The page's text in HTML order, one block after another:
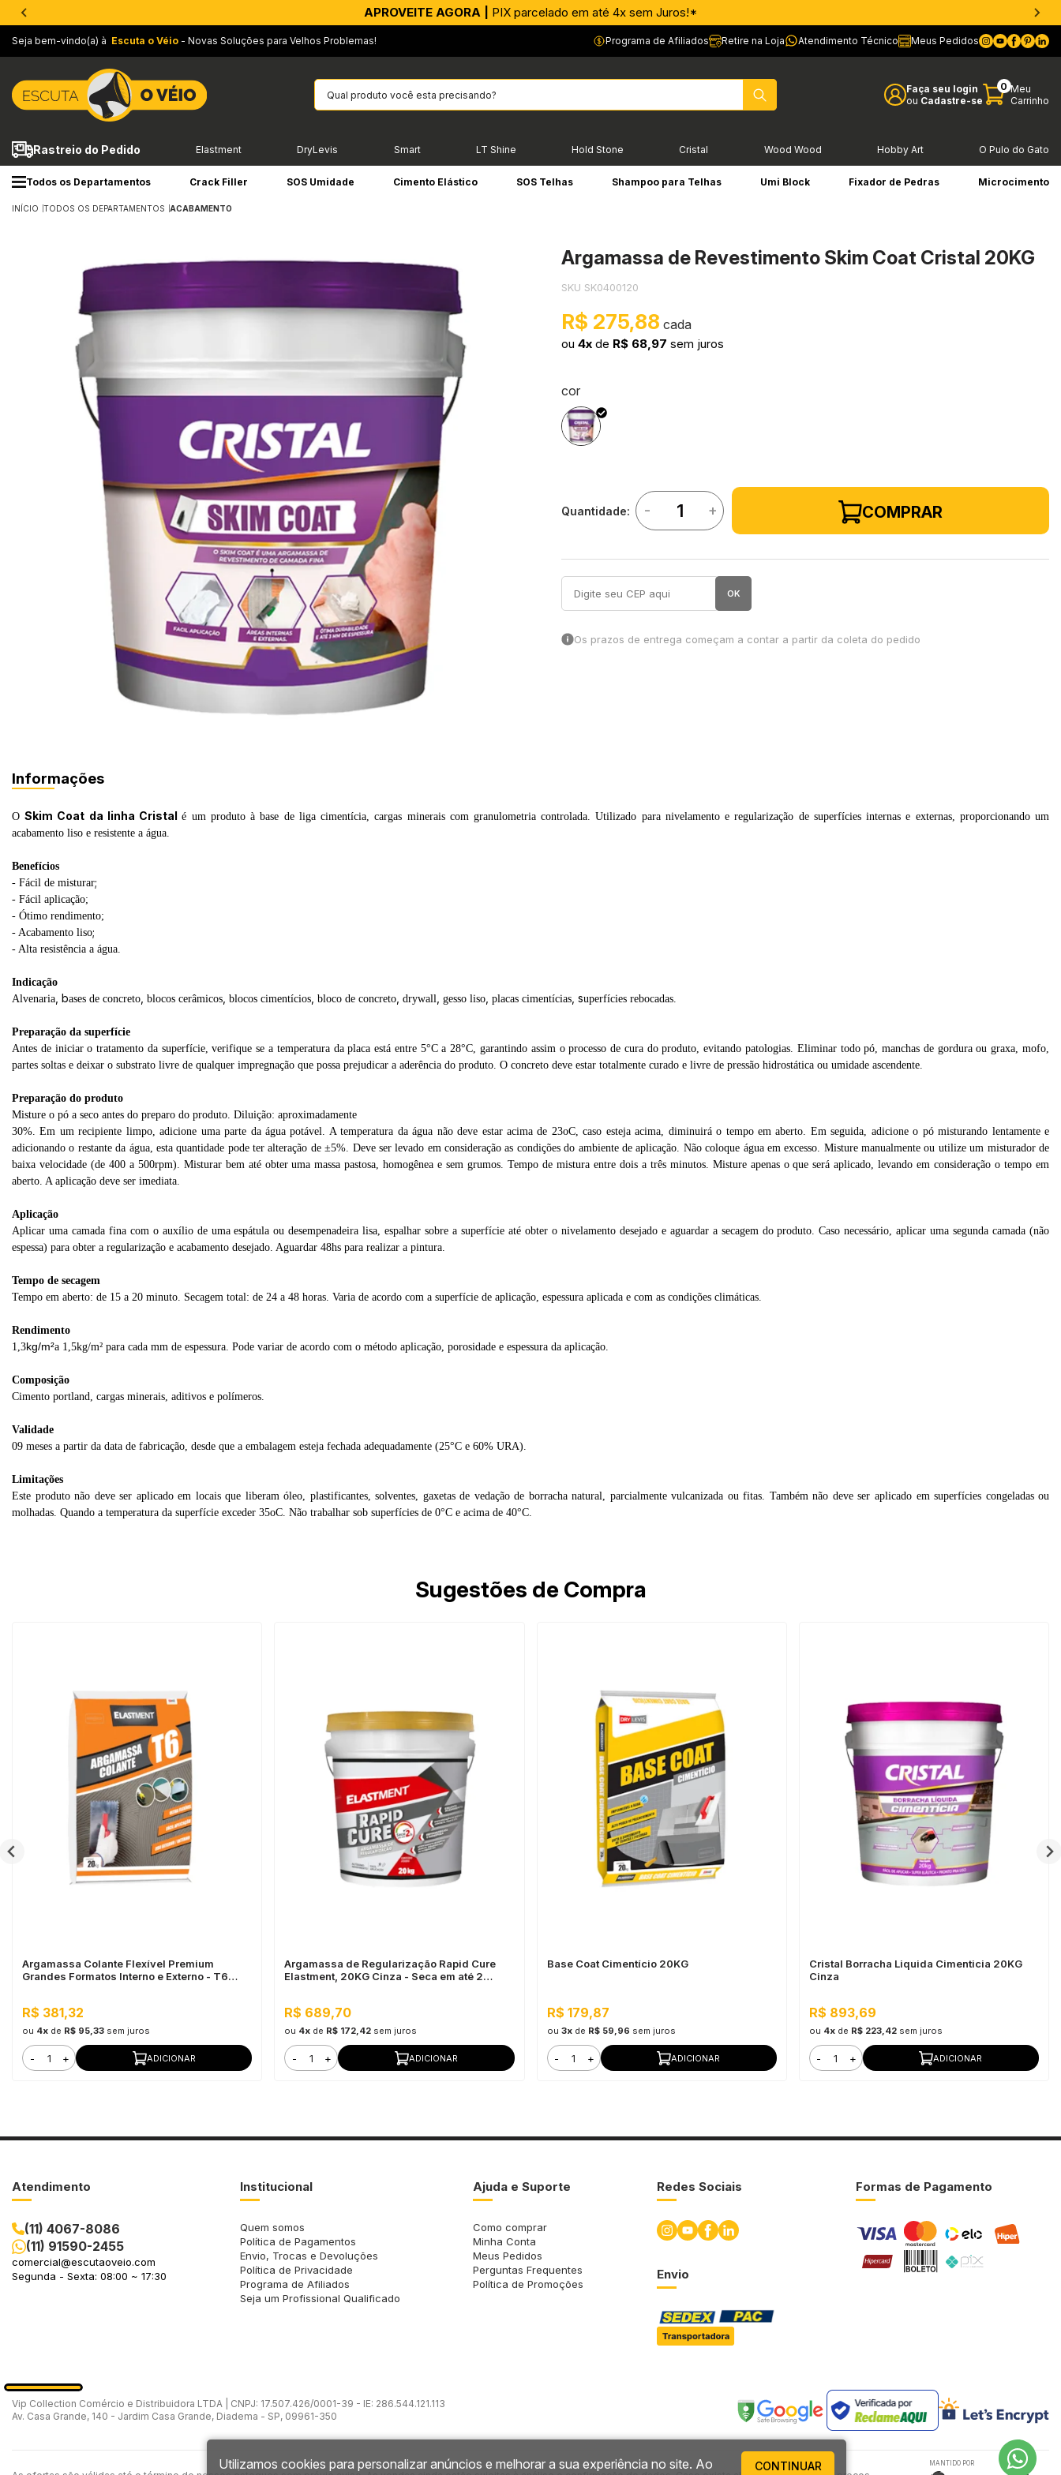
APROVEITE AGORA | PIX parcelado em até 4x sem Juros!*
Seja bem-vindo(a) à Escuta o Véio - Novas Soluções para Velhos Problemas! Programa de Afiliados Retire na Loja Atendimento Técnico Meus Pedidos
Faça seu login
ou Cadastre-se
0 Meu
Carrinho
Rastreio do Pedido Elastment DryLevis Smart LT Shine Hold Stone Cristal Wood Wood Hobby Art O Pulo do Gato
Todos os Departamentos Crack Filler SOS Umidade Cimento Elástico SOS Telhas Shampoo para Telhas Umi Block Fixador de Pedras Microcimento
INÍCIO TODOS OS DEPARTAMENTOS ACABAMENTO
Argamassa de Revestimento Skim Coat Cristal 20KG
SKU SK0400120
R$ 275,88
ou4x de R$ 68,97 sem juros
cor
Quantidade: - + COMPRAR
OK
Os prazos de entrega começam a contar a partir da coleta do pedido
Informações
OSkim Coat da linha Cristalé um produto à base de liga cimentícia, cargas minerais com granulometria controlada. Utilizado para nivelamento e regularização de superfícies internas e externas, proporcionando um
acabamento liso e resistente a água.
Benefícios
- Fácil de misturar;
- Fácil aplicação;
- Ótimo rendimento;
- Acabamento liso;
- Alta resistência a água.
Indicação
Alvenaria , bases de concreto blocos cerâmicos blocos cimentícios bloco de concreto drywall gesso liso placas cimentícias , superfícies rebocadas.
Preparação da superfície
Antes de iniciar o tratamento da superfície, verifique se a temperatura da placa está entre 5°C a 28°C, garantindo assim o processo de cura do produto,
evitando patologias. Eliminar todo pó, manchas de gordura ou graxa, mofo,
partes soltas e deixar o substrato livre de qualquer impregnação que possa prejudicar a aderência do produto. O concreto deve estar totalmente curado e livre de pressão hidrostática ou umidade ascendente.
Preparação do produto
Misture o pó a seco antes do preparo do produto. Diluição: aproximadamente
30%. Em um recipiente limpo, adicione uma parte da água potável. A temperatura da água não deve estar acima de 23oC, caso esteja acima, diminuirá o tempo em aberto. Em seguida, adicione o pó misturando lentamente e
adicionando o restante da água, esta quantidade pode ter alteração de ±5%. Deve ser levado em consideração as condições do ambiente de aplicação. Não coloque água em excesso. Misture manualmente ou utilize um misturador de
baixa velocidade (de 400 a 500rpm). Misturar bem até obter uma massa pastosa, homogênea e sem grumos. Tempo de mistura entre dois a três minutos. Misture apenas o que será aplicado, levando em consideração o tempo em
aberto. A aplicação deve ser imediata.
Aplicação
Aplicar uma camada fina com o auxílio de uma espátula ou desempenadeira lisa, espalhar sobre a superfície até obter o nivelamento desejado e aguardar a secagem do produto. Caso necessário, aplicar uma segunda camada (não
espessa) para obter a regularização e acabamento desejado. Aguardar 48hs para realizar a pintura.
Tempo de secagem
Tempo em aberto: de 15 a 20 minuto. Secagem total: de 24 a 48 horas. Varia de acordo com a superfície de aplicação, espessura aplicada e com as condições climáticas.
Rendimento
1,3kg/m²a 1,5kg/m² para cada mm de espessura. Pode variar de acordo com o método aplicação, porosidade e espessura da aplicação.
Composição
Cimento portland, cargas minerais, aditivos e polímeros.
Validade
09 meses a partir da data de fabricação, desde que a embalagem esteja fechada adequadamente (25°C e 60% URA).
Limitações
Este produto não deve ser aplicado em locais que liberam óleo,
plastificantes, solventes, gaxetas de vedação de borracha natural, parcialmente vulcanizada ou fitas. Também não deve ser aplicado em superfícies congeladas ou
molhadas. Quando a temperatura da superfície exceder 35oC. Não trabalhar sob superfícies de 0°C e acima de 40°C.
Sugestões de Compra
Argamassa Colante Flexível Premium
Grandes Formatos Interno e Externo - T6
R$ 381,32
ou 4x de R$ 95,33 sem juros
- + ADICIONAR
Argamassa de Regularização Rapid Cure
Elastment, 20KG Cinza - Seca em até 2
R$ 689,70
ou 4x de R$ 172,42 sem juros
- + ADICIONAR
Base Coat Cimentício 20KG
R$ 179,87
ou 3xde R$ 59,96 sem juros
- + ADICIONAR
Cristal Borracha Liquida Cimenticia 20KG
Cinza
R$ 893,69
ou 4xde R$ 223,42 sem juros
- + ADICIONAR
Atendimento
(11) 4067-8086
(11) 91590-2455
comercial@escutaoveio.com
Segunda - Sexta: 08:00 ~ 17:30
Institucional
Quem somos
Política de Pagamentos
Envio, Trocas e Devoluções
Política de Privacidade
Programa de Afiliados
Seja um Profissional Qualificado
Ajuda e Suporte
Como comprar
Minha Conta
Meus Pedidos
Perguntas Frequentes
Política de Promoções
Redes Sociais
Envio
Formas de Pagamento
Vip Collection Comércio e Distribuidora LTDA | CNPJ: 17.507.426/0001-39 - IE: 286.544.121.113
Av. Casa Grande, 140 - Jardim Casa Grande, Diadema - SP, 09961-350
MANTIDO POR
Utilizamos cookies para personalizar anúncios e melhorar a sua experiência no site. Ao
CONTINUAR